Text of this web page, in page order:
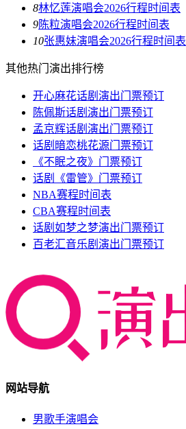
8林忆莲演唱会2026行程时间表
9陈粒演唱会2026行程时间表
10张惠妹演唱会2026行程时间表
其他热门演出排行榜
开心麻花话剧演出门票预订
陈佩斯话剧演出门票预订
孟京辉话剧演出门票预订
话剧暗恋桃花源门票预订
《不眠之夜》门票预订
话剧《雷管》门票预订
NBA赛程时间表
CBA赛程时间表
话剧如梦之梦演出门票预订
百老汇音乐剧演出门票预订
网站导航
男歌手演唱会